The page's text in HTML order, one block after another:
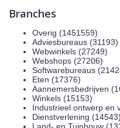
Branches
Overig (1451559)
Adviesbureaus (31193)
Webwinkels (27249)
Webshops (27206)
Softwarebureaus
Eten (17376)
Aannemersbedrijven
Winkels (15153)
Industrieel ontwerp en
Dienstverlening (14543)